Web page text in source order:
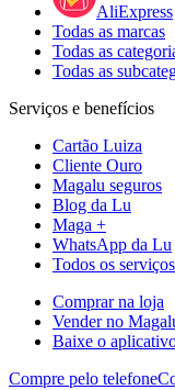
AliExpress
Todas as marcas
Todas as
Todas as
Serviços e benefícios
Cartão Luiza
Cliente Ouro
Magalu seguros
Blog da Lu
Maga +
WhatsApp da Lu
Todos os serviços
Comprar na loja
Vender no
Baixe o
Compre pelo telefone